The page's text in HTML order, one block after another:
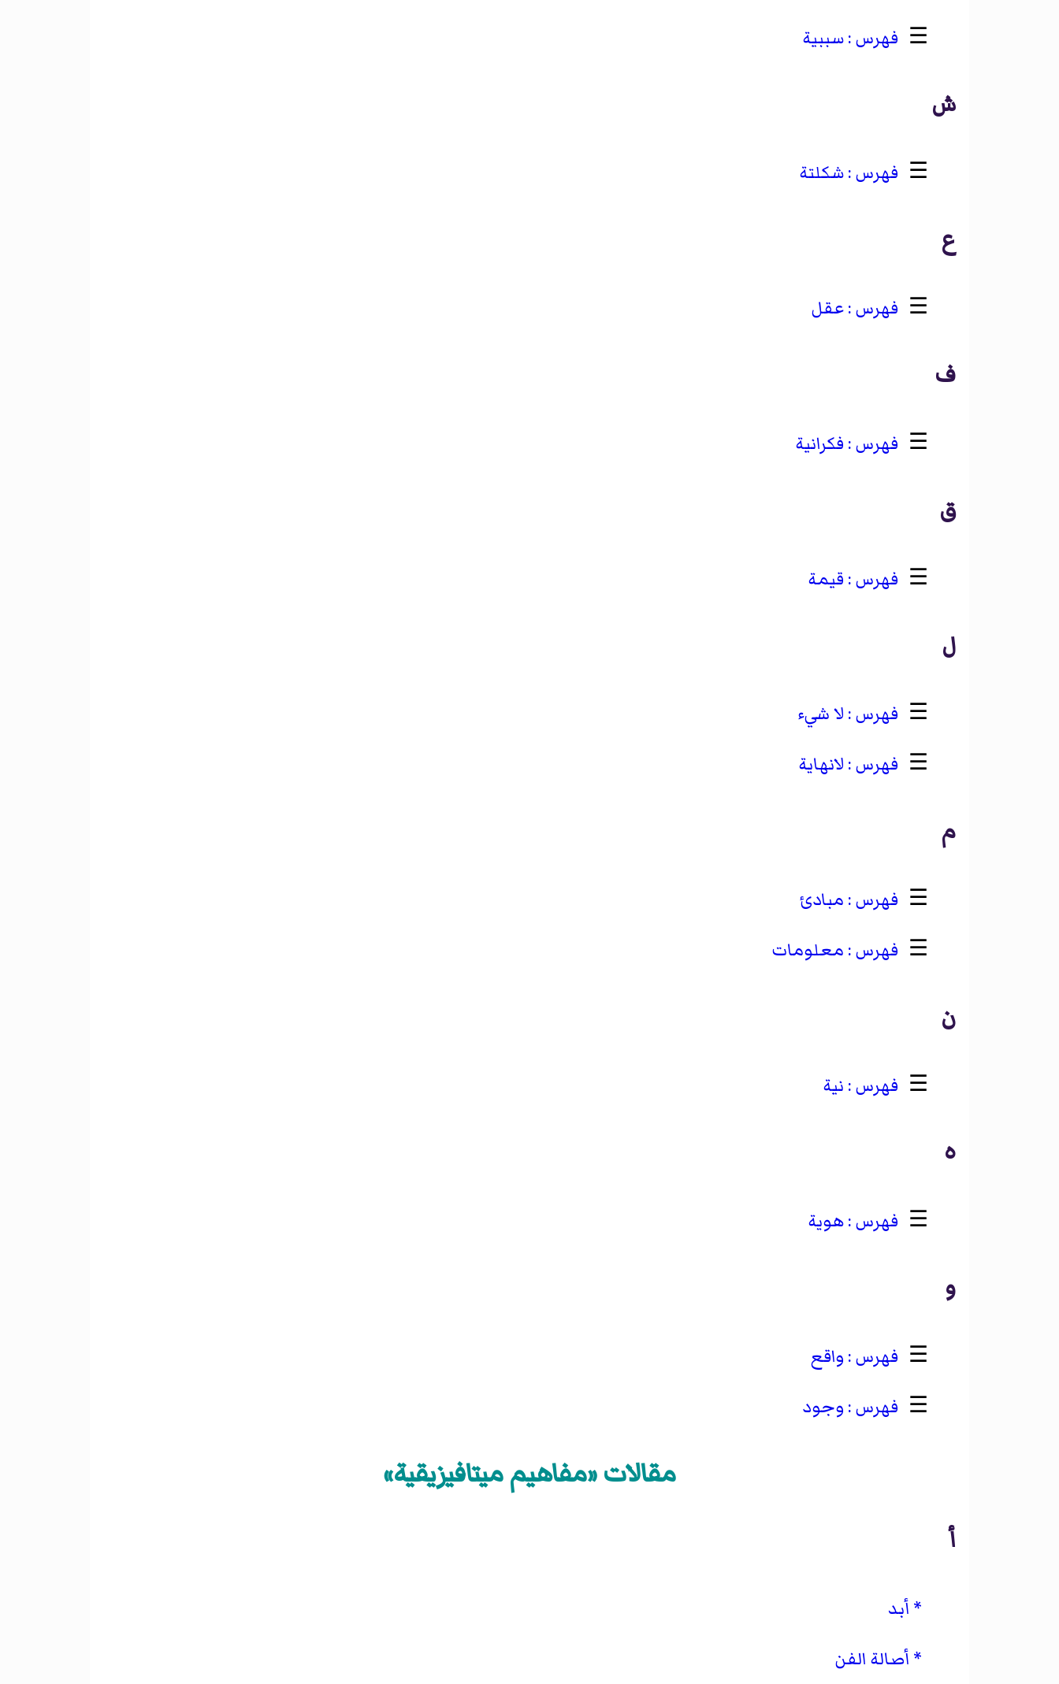
☰ سببية
ش
☰ شكلتة
ع
☰ عقل
ف
☰ فكرانية
ق
☰ قيمة
ل
☰
لا شيء
☰
لانهاية
م
☰
مبادئ
☰
معلومات
ن
☰ نية
ه
☰ هوية
و
☰
واقع
☰
وجود
مقالات «مفاهيم ميتافيزيقية»
أ
أبد
أصالة الفن